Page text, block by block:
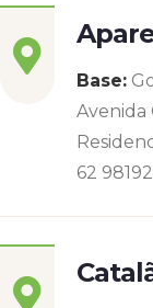
Base:
Avenida
62